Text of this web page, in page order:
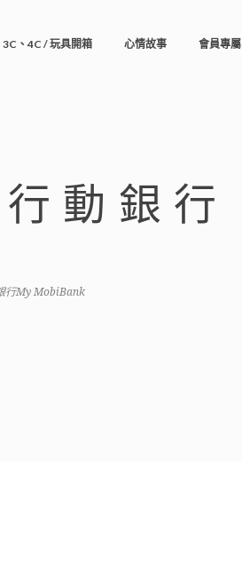
3C、4C / 玩具開箱 心情故事 會員專屬
動銀行
行My MobiBank